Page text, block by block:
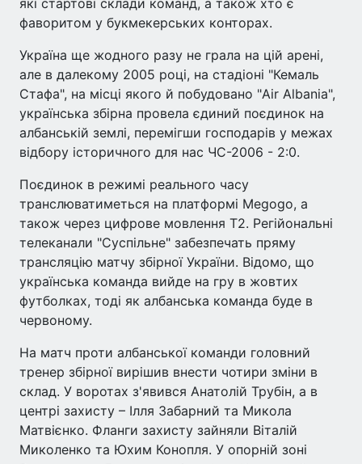
фаворитом у букмекерських конторах.
Україна ще жодного разу не грала на цій арені,
але в далекому 2005 році, на стадіоні "Кемаль
Стафа", на місці якого й побудовано "Air Albania",
українська збірна провела єдиний поєдинок на
албанській землі, перемігши господарів у межах
відбору історичного для нас ЧС-2006 - 2:0.
Поєдинок в режимі реального часу
транслюватиметься на платформі Megogo, а
також через цифрове мовлення T2. Регійональні
телеканали "Суспільне" забезпечать пряму
трансляцію матчу збірної України. Відомо, що
українська команда вийде на гру в жовтих
футболках, тоді як албанська команда буде в
червоному.
На матч проти албанської команди головний
тренер збірної вирішив внести чотири зміни в
склад. У воротах з'явився Анатолій Трубін, а в
центрі захисту – Ілля Забарний та Микола
Матвієнко. Фланги захисту зайняли Віталій
Миколенко та Юхим Конопля. У опорній зоні